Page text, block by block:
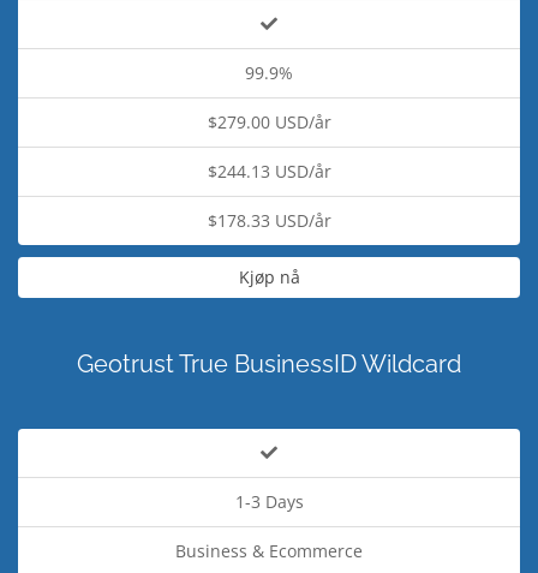
99.9%
$279.00 USD/år
$244.13 USD/år
$178.33 USD/år
Kjøp nå
Geotrust True BusinessID Wildcard
1-3 Days
Business & Ecommerce